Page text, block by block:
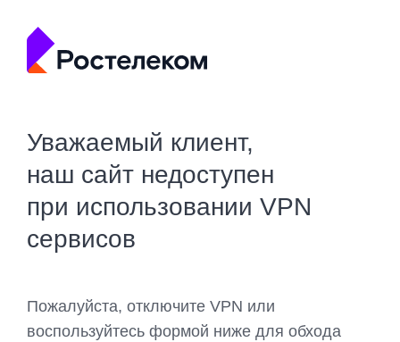
Уважаемый клиент,
наш сайт недоступен
при использовании VPN
сервисов
Пожалуйста, отключите VPN или
воспользуйтесь формой ниже для обхода